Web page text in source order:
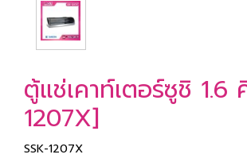
ตู้แช่เคาท์เตอร์ซูชิ 1.6
1207X]
SSK-1207X